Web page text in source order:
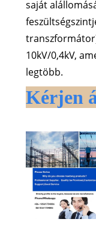
saját
10kV/0,4kV,
legtöbb.
Kérjen